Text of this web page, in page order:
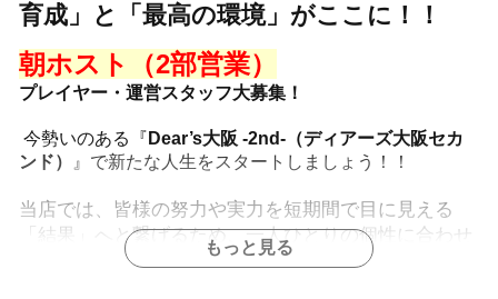
育成」と「最高の環境」がここに！！
朝ホスト（2部営業）
プレイヤー・運営スタッフ大募集！
今勢いのある『 Dear’s大阪 -2nd-（ディアーズ大阪セカ
ンド） 』で新たな人生をスタートしましょう！！
当店では、皆様の努力や実力を短期間で目に見える
「結果」へと繋げるため、一人ひとりの個性に合わせ
た的確な育成カリキュラムを導入しています。
もっと見る